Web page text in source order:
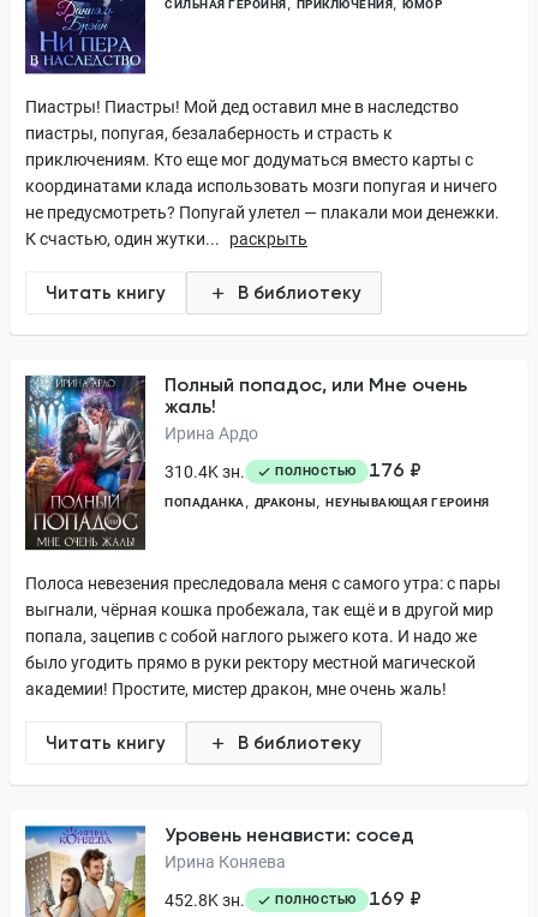
СИЛЬНАЯ ГЕРОИНЯ ПРИКЛЮЧЕНИЯ ЮМОР
Пиастры! Пиастры! Мой дед оставил мне в наследство
пиастры, попугая, безалаберность и страсть к
приключениям. Кто еще мог додуматься вместо карты с
координатами клада использовать мозги попугая и ничего
не предусмотреть? Попугай улетел — плакали мои денежки.
К счастью, один жутки...
раскрыть
Читать книгу В библиотеку
Полный попадос, или Мне очень
жаль!
Ирина Ардо
310.4K зн.
ПОЛНОСТЬЮ 176 ₽
ПОПАДАНКА ДРАКОНЫ НЕУНЫВАЮЩАЯ ГЕРОИНЯ
Полоса невезения преследовала меня с самого утра: с пары
выгнали, чёрная кошка пробежала, так ещё и в другой мир
попала, зацепив с собой наглого рыжего кота. И надо же
было угодить прямо в руки ректору местной магической
академии! Простите, мистер дракон, мне очень жаль!
Читать книгу В библиотеку
Уровень ненависти: сосед
Ирина Коняева
452.8K зн.
ПОЛНОСТЬЮ 169 ₽